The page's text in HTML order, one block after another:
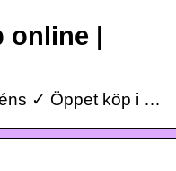
online |
✓ Öppet köp i …